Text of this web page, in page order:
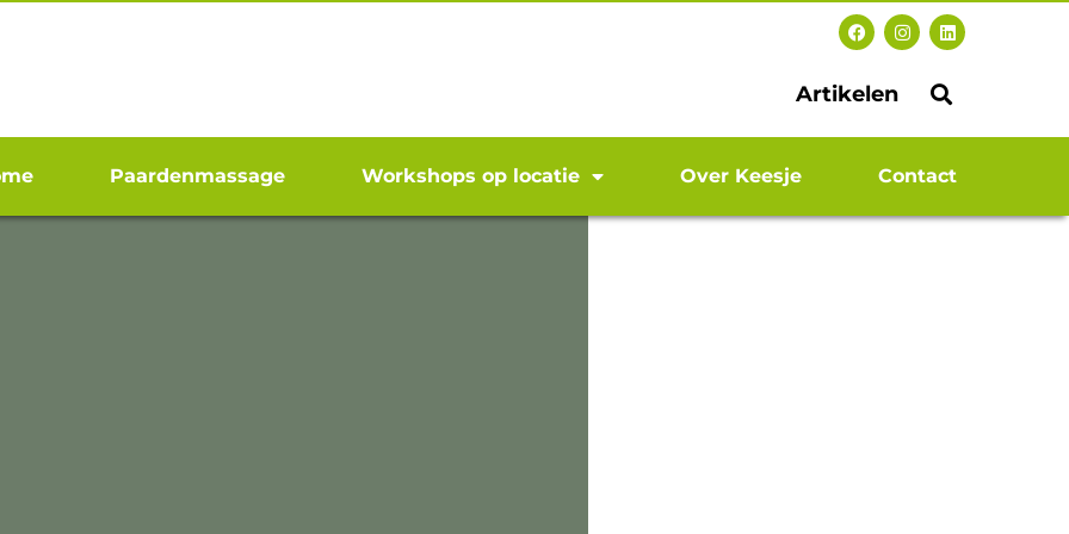
Artikelen
Paardenmassage Workshops op locatie Over Keesje Contact